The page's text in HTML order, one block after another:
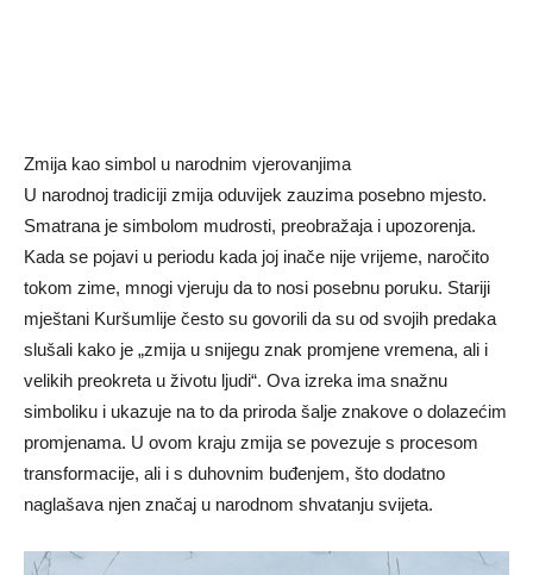
Zmija kao simbol u narodnim vjerovanjima
U narodnoj tradiciji zmija oduvijek zauzima posebno mjesto.
Smatrana je simbolom mudrosti, preobražaja i upozorenja.
Kada se pojavi u periodu kada joj inače nije vrijeme, naročito
tokom zime, mnogi vjeruju da to nosi posebnu poruku. Stariji
mještani Kuršumlije često su govorili da su od svojih predaka
slušali kako je „zmija u snijegu znak promjene vremena, ali i
velikih preokreta u životu ljudi“. Ova izreka ima snažnu
simboliku i ukazuje na to da priroda šalje znakove o dolazećim
promjenama. U ovom kraju zmija se povezuje s procesom
transformacije, ali i s duhovnim buđenjem, što dodatno
naglašava njen značaj u narodnom shvatanju svijeta.